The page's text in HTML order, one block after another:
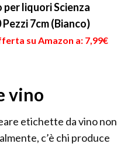
liquori Scienza
Pezzi 7cm (Bianco)
su Amazon a: 7,99€
vino
etichette da vino non
c’è chi produce